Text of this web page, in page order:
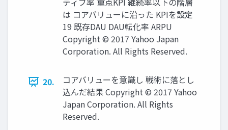
は コアバリューに沿った KPIを設定
19 既存DAU DAU転化率 ARPU
Copyright © 2017 Yahoo Japan
Corporation. All Rights Reserved.
20.
コアバリューを意識し 戦術に落とし
込んだ結果 Copyright © 2017 Yahoo
Japan Corporation. All Rights
Reserved.